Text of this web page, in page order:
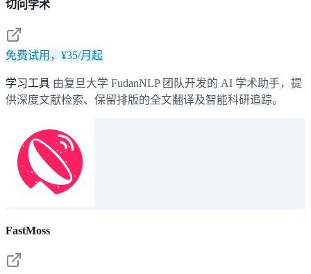
切问学术
免费试用，¥35/月起
学习工具 由复旦大学 FudanNLP 团队开发的 AI 学术助手，提
供深度文献检索、保留排版的全文翻译及智能科研追踪。
FastMoss